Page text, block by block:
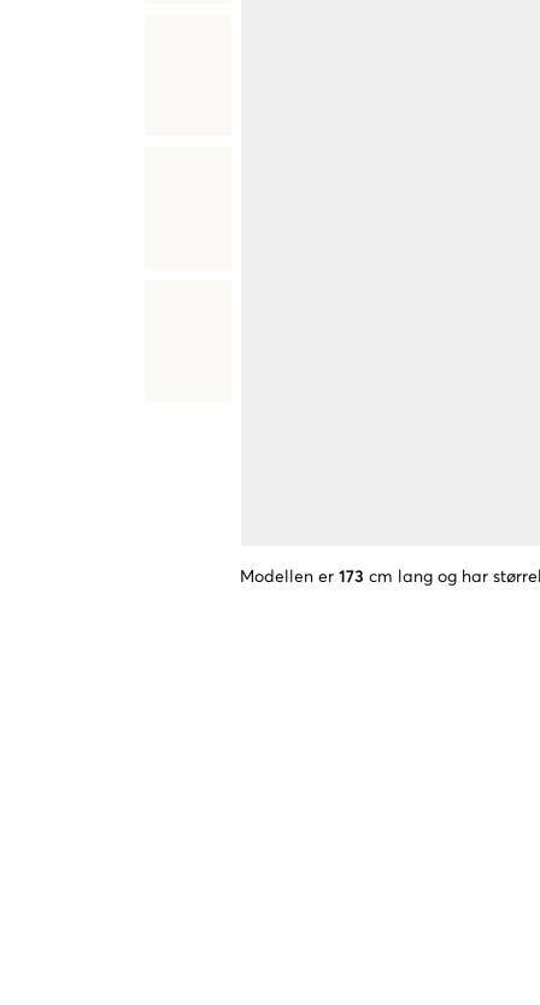
Modellen er 173 cm lang og har